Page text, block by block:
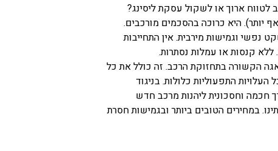
ארוך או לשקול עסקת ליסינג?
יותר). היא כרוכה בהסכמים מורכבים.
וגמישות מירבית. אין התחייבות
קנסות או עמלות נסתרות.
הקשורה בתחזוקת הרכב. זה כולל את כל
התפעוליות כלולות. בניגוד
חכמה וחסכונית ליהנות מרכב חדש
במחירים הטובים ביותר ובגמישות חסרת